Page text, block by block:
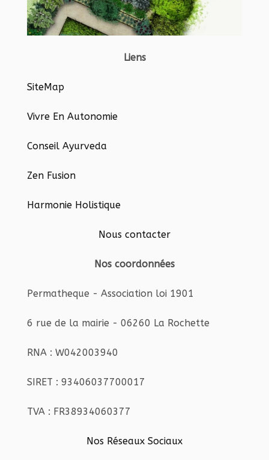
Liens
SiteMap
Vivre En Autonomie
Conseil Ayurveda
Zen Fusion
Harmonie Holistique
Nous contacter
Nos coordonnées
Permatheque - Association loi 1901
6 rue de la mairie - 06260 La Rochette
RNA : W042003940
SIRET : 93406037700017
TVA : FR38934060377
Nos Réseaux Sociaux